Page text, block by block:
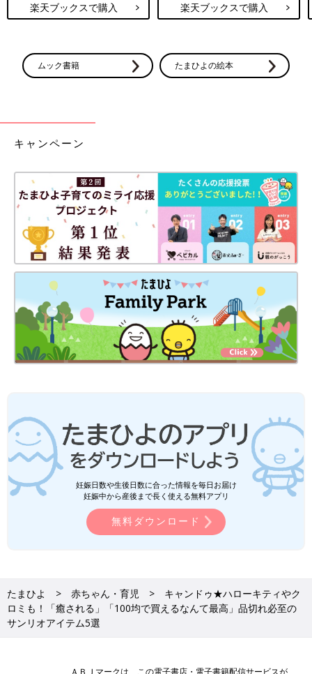
楽天ブックスで購入 楽天ブックスで購入
ムック書籍 たまひよの絵本
キャンペーン
妊娠日数や生後日数に合った情報を毎日お届け
妊娠中から産後まで長く使える無料アプリ
無料ダウンロード
たまひよ 赤ちゃん・育児
キャンドゥ★ハローキティやク
ロミも！「癒される」「100均で買えるなんて最高」品切れ必至の
サンリオアイテム5選
ＡＢＪマークは、この電子書店・電子書籍配信サービスが、